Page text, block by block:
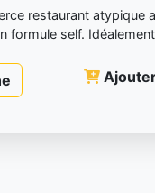
restaurant atypique
formule self.